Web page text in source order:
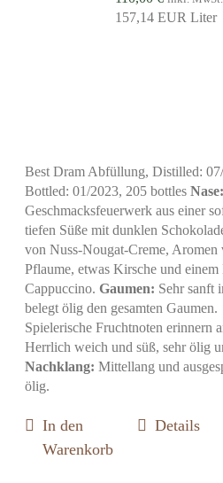
157,14 EUR Liter
Best Dram Abfüllung, Distilled:
Bottled: 01/2023, 205 bottlesNase:
Geschmacksfeuerwerk aus einer
tiefen Süße mit dunklen
von Nuss-Nougat-Creme, Aromen
Pflaume, etwas Kirsche und einem
Cappuccino.Gaumen: Sehr sanft
belegt ölig den gesamten Gaumen.
Spielerische Fruchtnoten erinnern
Herrlich weich und süß, sehr ölig
Nachklang: Mittellang und
ölig.
In den
Warenkorb
Details